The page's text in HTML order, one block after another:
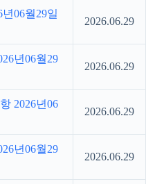
06월29일
2026.06.29
년06월29
2026.06.29
2026년06
2026.06.29
년06월29
2026.06.29